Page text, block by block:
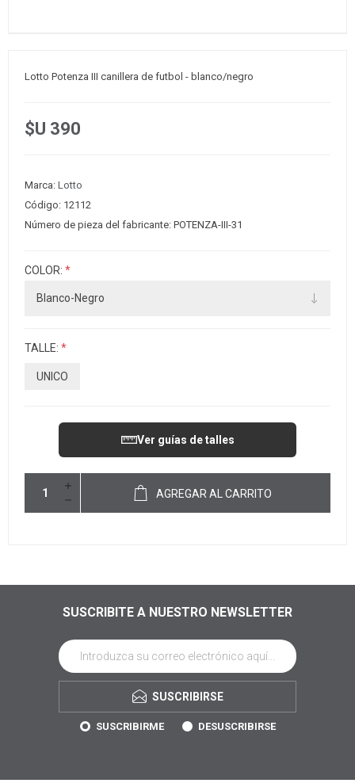
Lotto Potenza III canillera de futbol - blanco/negro
$U 390
Marca: Lotto
Código: 12112
Número de pieza del fabricante: POTENZA-III-31
COLOR: *
TALLE: *
UNICO
Ver guías de talles
AGREGAR AL CARRITO
SUSCRIBITE A NUESTRO NEWSLETTER
SUSCRIBIRSE
SUSCRIBIRME DESUSCRIBIRSE